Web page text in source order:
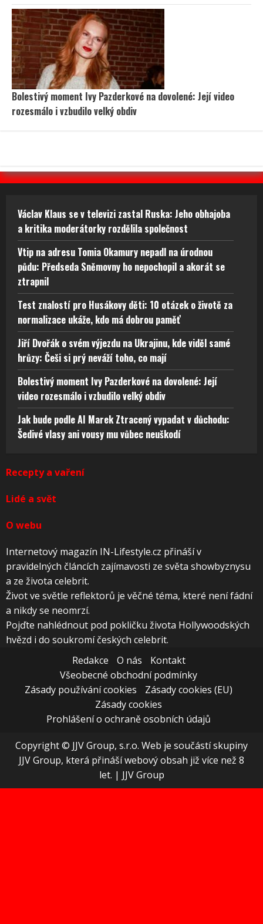
Bolestivý moment Ivy Pazderkové na dovolené: Její video
rozesmálo i vzbudilo velký obdiv
Václav Klaus se v televizi zastal Ruska: Jeho obhajoba
a kritika moderátorky rozdělila společnost
Vtip na adresu Tomia Okamury nepadl na úrodnou
půdu: Předseda Sněmovny ho nepochopil a akorát se
ztrapnil
Test znalostí pro Husákovy děti: 10 otázek o životě za
normalizace ukáže, kdo má dobrou paměť
Jiří Dvořák o svém výjezdu na Ukrajinu, kde viděl samé
hrůzy: Češi si prý neváží toho, co mají
Bolestivý moment Ivy Pazderkové na dovolené: Její
video rozesmálo i vzbudilo velký obdiv
Jak bude podle AI Marek Ztracený vypadat v důchodu:
Šedivé vlasy ani vousy mu vůbec neuškodí
Recepty a vaření
Lidé a svět
O webu
Internetový magazín IN-Lifestyle.cz přináší v
pravidelných článcích zajímavosti ze světa showbyznysu
a ze života celebrit.
Život ve světle reflektorů je věčné téma, které není fádní
a nikdy se neomrzí.
Pojďte nahlédnout pod pokličku života Hollywoodských
hvězd i do soukromí českých celebrit.
Redakce
O nás
Kontakt
Všeobecné obchodní podmínky
Zásady používání cookies
Zásady cookies (EU)
Zásady cookies
Prohlášení o ochraně osobních údajů
Copyright © JJV Group, s.r.o. Web je součástí skupiny
JJV Group, která přináší webový obsah již více než 8
let. | JJV Group